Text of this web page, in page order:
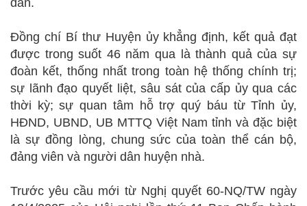
dân.
Đồng chí Bí thư Huyện ủy khẳng định, kết quả đạt
được trong suốt 46 năm qua là thành quả của sự
đoàn kết, thống nhất trong toàn hệ thống chính trị;
sự lãnh đạo quyết liệt, sâu sát của cấp ủy qua các
thời kỳ; sự quan tâm hỗ trợ quý báu từ Tỉnh ủy,
HĐND, UBND, UB MTTQ Việt Nam tỉnh và đặc biệt
là sự đồng lòng, chung sức của toàn thể cán bộ,
đảng viên và người dân huyện nhà.
Trước yêu cầu mới từ Nghị quyết 60-NQ/TW ngày